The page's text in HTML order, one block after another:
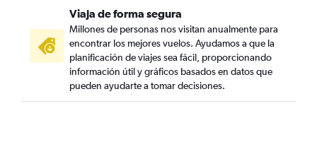
Viaja de forma segura
Millones de personas nos visitan anualmente para
encontrar los mejores vuelos. Ayudamos a que la
planificación de viajes sea fácil, proporcionando
información útil y gráficos basados en datos que
pueden ayudarte a tomar decisiones.